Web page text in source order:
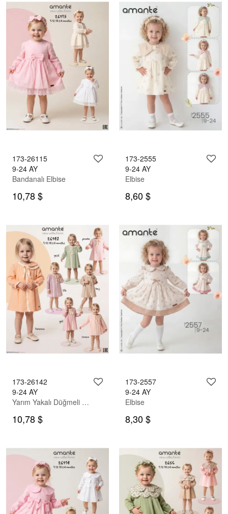
173-26115
9-24 AY
Bandanalı Elbise
10,78 $
173-2555
9-24 AY
Elbise
8,60 $
173-26142
9-24 AY
Yarım Yakalı Düğmeli Elbise
10,78 $
173-2557
9-24 AY
Elbise
8,30 $